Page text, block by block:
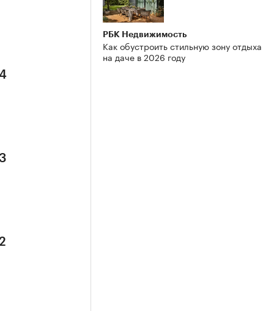
РБК Недвижимость
Как обустроить стильную зону отдыха
на даче в 2026 году